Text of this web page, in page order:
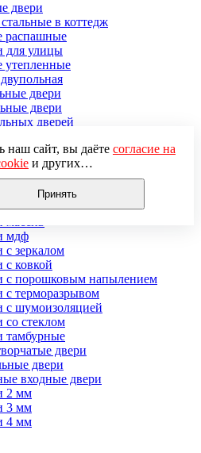
двери
в коттедж
распашные
для улицы
утепленные
двери
двери
дверей
дачу
двери
двери в квартиру
в подъезд
внутреннего открывания
мдф
с зеркалом
с ковкой
с порошковым напылением
с терморазрывом
с шумоизоляцией
со стеклом
тамбурные
двери
двери
входные двери
2 мм
3 мм
4 мм
наш сайт, вы даёте согласие на
и других
(включая IP-адрес, сведения о
на сайте и т. п.)
проведения
(например,
с нашей
данных.
ваши данные обрабатывались,
браузере или покиньте сайт.
Принять